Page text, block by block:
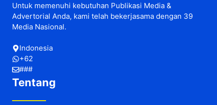
Untuk memenuhi kebutuhan Publikasi Media &
Advertorial Anda, kami telah bekerjasama dengan 39
Media Nasional.
Indonesia
+62
###
Tentang